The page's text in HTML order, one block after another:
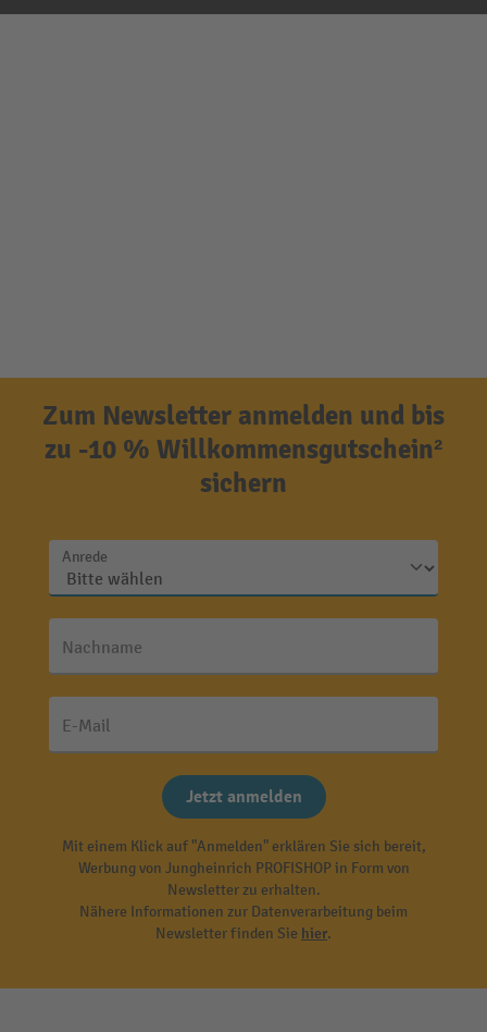
Zum Newsletter anmelden und bis
zu -10 % Willkommensgutschein²
sichern
Anrede
Nachname
E-Mail
Jetzt anmelden
Mit einem Klick auf "Anmelden" erklären Sie sich bereit,
Werbung von Jungheinrich PROFISHOP in Form von
Newsletter zu erhalten.
Nähere Informationen zur Datenverarbeitung beim
Newsletter finden Sie hier.